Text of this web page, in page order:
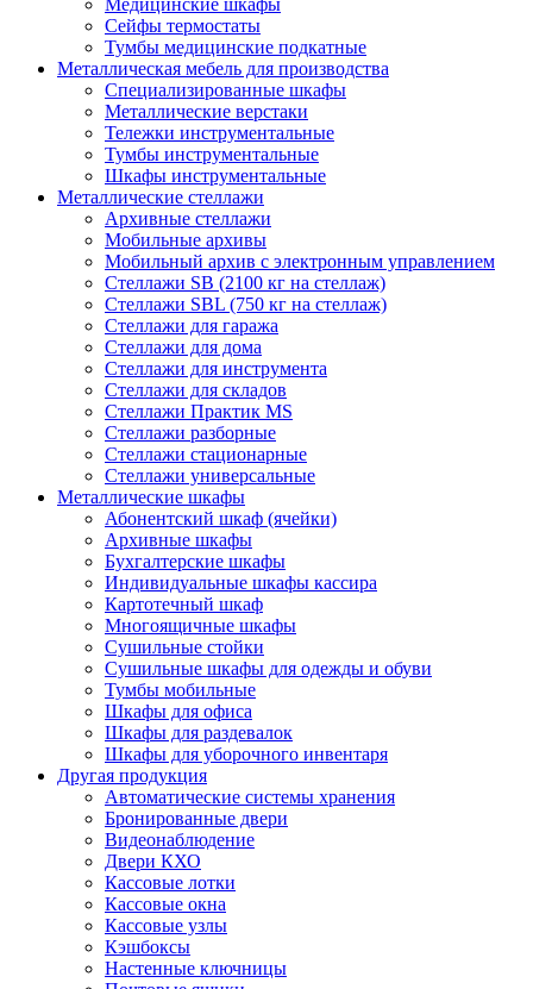
Сейфы термостаты
Тумбы медицинские подкатные
Металлическая мебель для производства
Cпециализированные шкафы
Металлические верстаки
Тележки инструментальные
Тумбы инструментальные
Шкафы инструментальные
Металлические стеллажи
Архивные стеллажи
Мобильные архивы
Мобильный архив с электронным управлением
Стеллажи SB (2100 кг на стеллаж)
Стеллажи SBL (750 кг на стеллаж)
Стеллажи для гаража
Стеллажи для дома
Стеллажи для инструмента
Стеллажи для складов
Стеллажи Практик MS
Стеллажи разборные
Стеллажи стационарные
Стеллажи универсальные
Металлические шкафы
Абонентский шкаф (ячейки)
Архивные шкафы
Бухгалтерские шкафы
Индивидуальные шкафы кассира
Картотечный шкаф
Многоящичные шкафы
Сушильные стойки
Сушильные шкафы для одежды и обуви
Тумбы мобильные
Шкафы для офиса
Шкафы для раздевалок
Шкафы для уборочного инвентаря
Другая продукция
Автоматические системы хранения
Бронированные двери
Видеонаблюдение
Двери КХО
Кассовые лотки
Кассовые окна
Кассовые узлы
Кэшбоксы
Настенные ключницы